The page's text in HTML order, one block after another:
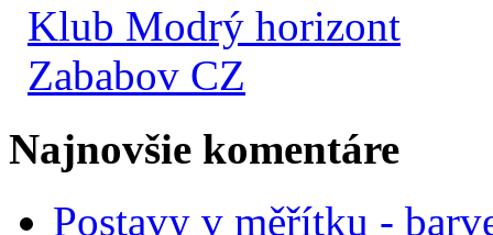
Klub Modrý horizont
Zababov CZ
Najnovšie komentáre
Postavy v měřítku -